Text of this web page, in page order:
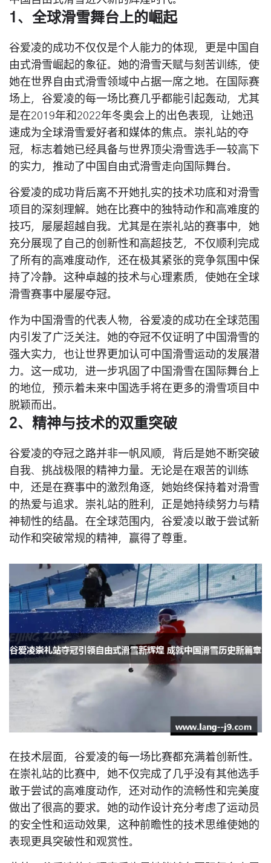
1、全球滑雪舞台上的崛起
谷爱凌的成功不仅仅是个人能力的体现，更是中国自
由式滑雪崛起的象征。她的滑雪天赋与刻苦训练，使
她在世界自由式滑雪领域中占据一席之地。在国际赛
场上，谷爱凌的每一场比赛几乎都能引起轰动，尤其
是在2019年和2022年冬奥会上的出色表现，让她迅
速成为全球滑雪爱好者和媒体的焦点。崇礼站的夺
冠，标志着她已经具备与世界顶尖滑雪选手一较高下
的实力，推动了中国自由式滑雪走向国际舞台。
谷爱凌的成功背后离不开她扎实的技术功底和对滑雪
项目的深刻理解。她在比赛中的独特动作和高难度的
技巧，屡屡超越自我。尤其是在崇礼站的赛事中，她
充分展现了自己的创新性和高超技艺，不仅顺利完成
了所有的高难度动作，还在极其紧张的竞争氛围中保
持了冷静。这种卓越的技术与心理素质，使她在全球
滑雪赛事中屡屡夺冠。
作为中国滑雪的代表人物，谷爱凌的成功在全球范围
内引发了广泛关注。她的夺冠不仅证明了中国滑雪的
强大实力，也让世界更加认可中国滑雪运动的发展潜
力。这一成功，进一步巩固了中国滑雪在国际舞台上
的地位，预示着未来中国选手将在更多的滑雪项目中
脱颖而出。
2、精神与技术的双重突破
谷爱凌的夺冠之路并非一帆风顺，背后是她不断突破
自我、挑战极限的精神力量。无论是在艰苦的训练
中，还是在赛事中的激烈角逐，她始终保持着对滑雪
的热爱与追求。崇礼站的胜利，正是她持续努力与精
神韧性的结晶。在全球范围内，谷爱凌以敢于尝试新
动作和突破常规的精神，赢得了尊重。
在技术层面，谷爱凌的每一场比赛都充满着创新性。
在崇礼站的比赛中，她不仅完成了几乎没有其他选手
敢于尝试的高难度动作，还对动作的流畅性和完美度
做出了很高的要求。她的动作设计充分考虑了运动员
的安全性和运动效果，这种前瞻性的技术思维使她的
表现更具突破性和观赏性。